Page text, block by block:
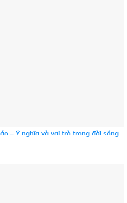
– Ý nghĩa và vai trò trong đời sống